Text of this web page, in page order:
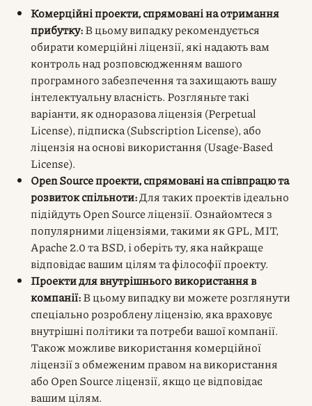
Комерційні проекти, спрямовані на отримання
прибутку:В цьому випадку рекомендується
обирати комерційні ліцензії, які надають вам
контроль над розповсюдженням вашого
програмного забезпечення та захищають вашу
інтелектуальну власність. Розгляньте такі
варіанти, як одноразова ліцензія (Perpetual
License), підписка (Subscription License), або
ліцензія на основі використання (Usage-Based
License).
Open Source проекти, спрямовані на співпрацю та
розвиток спільноти:Для таких проектів ідеально
підійдуть Open Source ліцензії. Ознайомтеся з
популярними ліцензіями, такими як GPL, MIT,
Apache 2.0 та BSD, і оберіть ту, яка найкраще
відповідає вашим цілям та філософії проекту.
Проекти для внутрішнього використання в
компанії:В цьому випадку ви можете розглянути
спеціально розроблену ліцензію, яка враховує
внутрішні політики та потреби вашої компанії.
Також можливе використання комерційної
ліцензії з обмеженим правом на використання
або Open Source ліцензії, якщо це відповідає
вашим цілям.